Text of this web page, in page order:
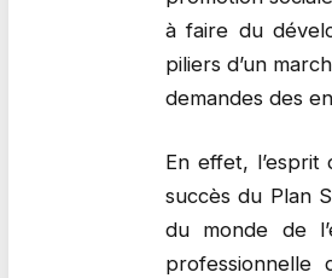
à faire du
piliers d’un
demandes des
En effet,
succès du Plan
du monde de
professionnelle